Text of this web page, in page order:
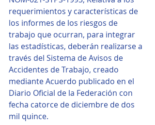
requerimientos y características de
los informes de los riesgos de
trabajo que ocurran, para integrar
las estadísticas, deberán realizarse a
través del Sistema de Avisos de
Accidentes de Trabajo, creado
mediante Acuerdo publicado en el
Diario Oficial de la Federación con
fecha catorce de diciembre de dos
mil quince.